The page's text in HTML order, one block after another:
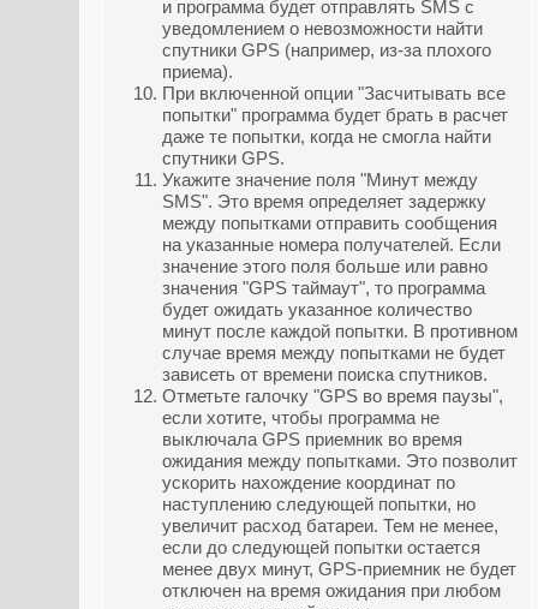
и программа будет отправлять SMS с
уведомлением о невозможности найти
спутники GPS (например, из-за плохого
приема).
При включенной опции "Засчитывать все
попытки" программа будет брать в расчет
даже те попытки, когда не смогла найти
спутники GPS.
Укажите значение поля "Минут между
SMS". Это время определяет задержку
между попытками отправить сообщения
на указанные номера получателей. Если
значение этого поля больше или равно
значения "GPS таймаут", то программа
будет ожидать указанное количество
минут после каждой попытки. В противном
случае время между попытками не будет
зависеть от времени поиска спутников.
Отметьте галочку "GPS во время паузы",
если хотите, чтобы программа не
выключала GPS приемник во время
ожидания между попытками. Это позволит
ускорить нахождение координат по
наступлению следующей попытки, но
увеличит расход батареи. Тем не менее,
если до следующей попытки остается
менее двух минут, GPS-приемник не будет
отключен на время ожидания при любом